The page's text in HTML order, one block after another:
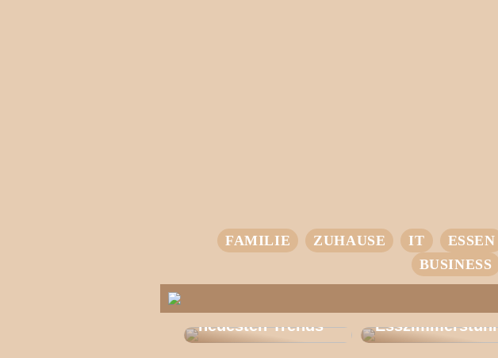
FAMILIE ZUHAUSE IT ESSEN
BUSINESS
Stil – entdecke die
neuesten Trends
Entdecken Sie
Perfekte
Esszimmerstuhl